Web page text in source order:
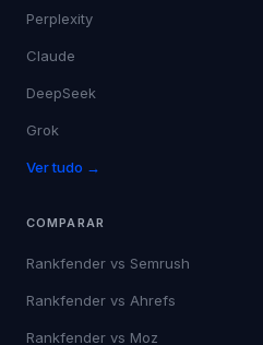
Perplexity
Claude
DeepSeek
Grok
Ver tudo →
COMPARAR
Rankfender vs Semrush
Rankfender vs Ahrefs
Rankfender vs Moz